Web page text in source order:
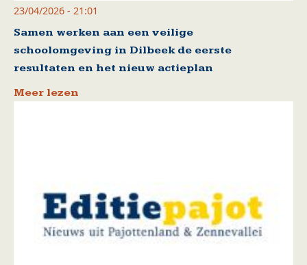
23/04/2026 - 21:01
Samen werken aan een veilige
schoolomgeving in Dilbeek de eerste
resultaten en het nieuw actieplan
Meer lezen